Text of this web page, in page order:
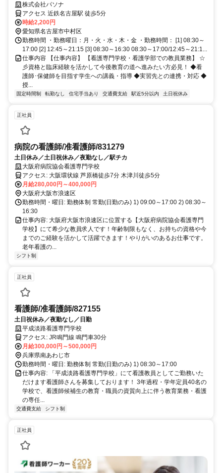
募集のお仕事です
株式会社パソナ
アクセス 近鉄名古屋駅 徒歩5分
時給2,200円
愛知県名古屋市中村区
勤務時間 ・勤務曜日：月・火・水・木・金 ・勤務時間： [1] 08:30～
17:00 [2] 12:45～21:15 [3] 08:30～16:30 08:30～17:00/12:45～21:1...
仕事内容 【仕事内容】 【看護専門学校・看護学部での教員業務】 ☆
彡資格と臨床経験を活かして今後教育の道へ進みたい方必見！ ◆看
護師･保健師を目指す学生への講義・指導 ◆実習先との連携・対応 ◆
授...
固定時間制 転勤なし 住宅手当あり 交通費支給 駅近5分以内 土日祝休み
正社員
病院の看護師/准看護師/831279
土日休み／土日祝休み／夜勤なし／駅チカ
大阪府病院協会看護専門学校
アクセス: 大阪環状線 芦原橋徒歩7分 木津川徒歩5分
月給280,000円～400,000円
大阪府大阪市浪速区
勤務時間・曜日: 勤務体制 常勤(日勤のみ) 1) 09:00～17:00 2) 08:30～
16:30
仕事内容: 大阪府大阪市浪速区に位置する【大阪府病院協会看護専門
学校】にて希少な教員求人です！年齢制限もなく、お持ちの資格や今
までのご経験を活かして活躍できます！やりがいのあるお仕事です。
老年看護の...
シフト制
正社員
看護師/准看護師/827155
土日祝休み／夜勤なし／日勤
平成淡路看護専門学校
アクセス: JR鳴門線 鳴門車30分
月給300,000円～500,000円
兵庫県南あわじ市
勤務時間・曜日: 勤務体制 常勤(日勤のみ) 1) 08:30～17:00
仕事内容: 「平成淡路看護専門学校」にて看護教員としてご勤務いた
だけます看護師さんを募集しております！ 3年過程・学年定員40名の
学校で、看護師候補生の教育・職員の資質向上に伴う教育業務・看護
の専任...
交通費支給 シフト制
正社員